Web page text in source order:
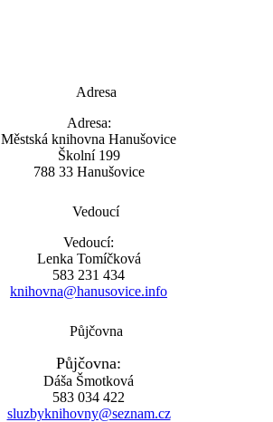
Adresa:
Městská knihovna Hanušovice
Školní 199
788 33 Hanušovice
Vedoucí:
Lenka Tomíčková
583 231 434
knihovna@hanusovice.info
Půjčovna:
Dáša Šmotková
583 034 422
sluzbyknihovny@seznam.cz